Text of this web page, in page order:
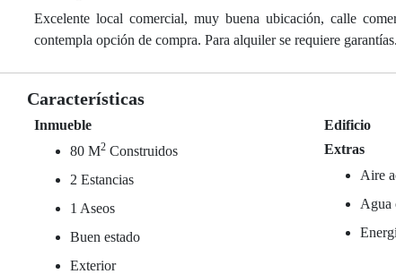
Excelente local comercial, muy buena ubicación, calle
contempla opción de compra. Para alquiler se requiere garantías.
Características
Inmueble
80 M2 Construidos
2 Estancias
1 Aseos
Buen estado
Exterior
Edificio
Extras
Aire
Agua